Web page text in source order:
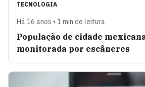
TECNOLOGIA
Há 16 anos • 1 min de leitura
População de cidade
monitorada por escâneres